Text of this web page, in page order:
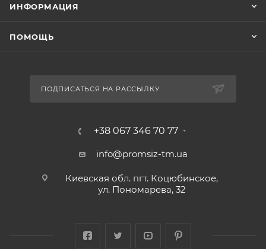
ИНФОРМАЦИЯ
ПОМОЩЬ
ПОДПИСАТЬСЯ НА РАССЫЛКУ
+38 067 346 70 77
info@promsiz-tm.ua
Киевская обл. пгт. Коцюбинское,
ул. Пономарева, 32